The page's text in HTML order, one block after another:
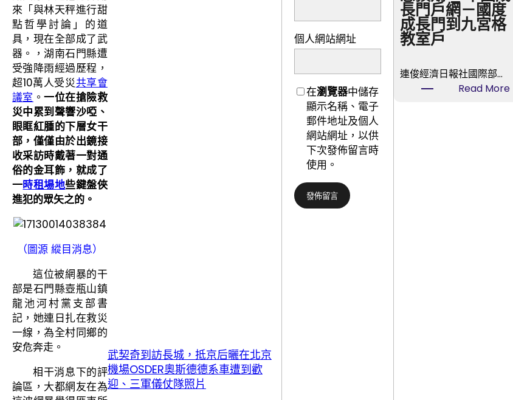
來「與林天秤進行甜
點哲學討論」的道
具，現在全部成了武
器。，湖南石門縣遭
受強降雨經過歷程，
超10萬人受災共享會
議室 。一位在搶險救
災中累到聲響沙啞、
眼眶紅腫的下層女干
部，僅僅由於出鏡接
收采訪時戴著一對通
俗的金耳飾，就成了
一時租場地些鍵盤俠
進犯的眾矢之的。
（圖源 縱目消息）
這位被網暴的干
部是石門縣壺瓶山鎮
龍池河村黨支部書
記，她連日扎在救災
一線，為全村同鄉的
安危奔走。
相干消息下的評
論區，大都網友在為
武契奇到訪長城，抵京后曬在北京
機場OSDER奧斯德德系車遭到歡
迎、三軍儀仗隊照片
個人網站網址
在瀏覽器中儲存
顯示名稱、電子
郵件地址及個人
網站網址，以供
下次發佈留言時
使用。
健
長門戶網－國度
成長門到九宮格
教室戶
連俊經濟日報社國際部…
Read More: